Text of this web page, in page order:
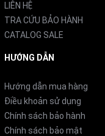
LIÊN HỆ
TRA CỨU BẢO HÀNH
CATALOG SALE
HƯỚNG DẪN
Hướng dẫn mua hàng
Điều khoản sử dụng
Chính sách bảo hành
Chính sách bảo mật